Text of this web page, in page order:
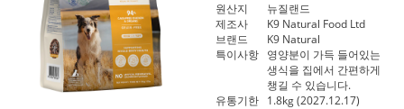
원산지
뉴질랜드
제조사
K9 Natural Food Ltd
브랜드
K9 Natural
특이사항 영양분이 가득 들어있는
생식을 집에서 간편하게
챙길 수 있습니다.
유통기한 1.8kg (2027.12.17)